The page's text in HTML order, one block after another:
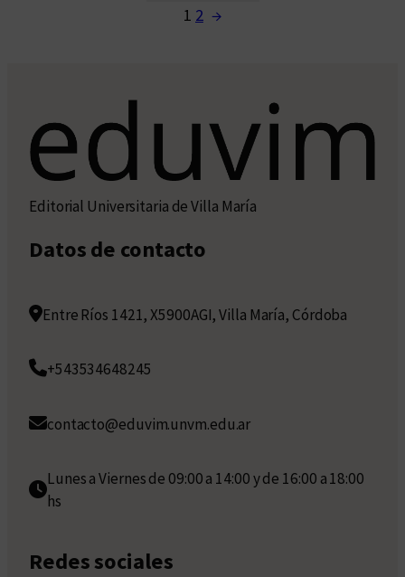
1 2 →
Editorial Universitaria de Villa María
Datos de contacto
Entre Ríos 1421, X5900AGI, Villa María, Córdoba
+543534648245
contacto@eduvim.unvm.edu.ar
Lunes a Viernes de 09:00 a 14:00 y de 16:00 a 18:00
hs
Redes sociales